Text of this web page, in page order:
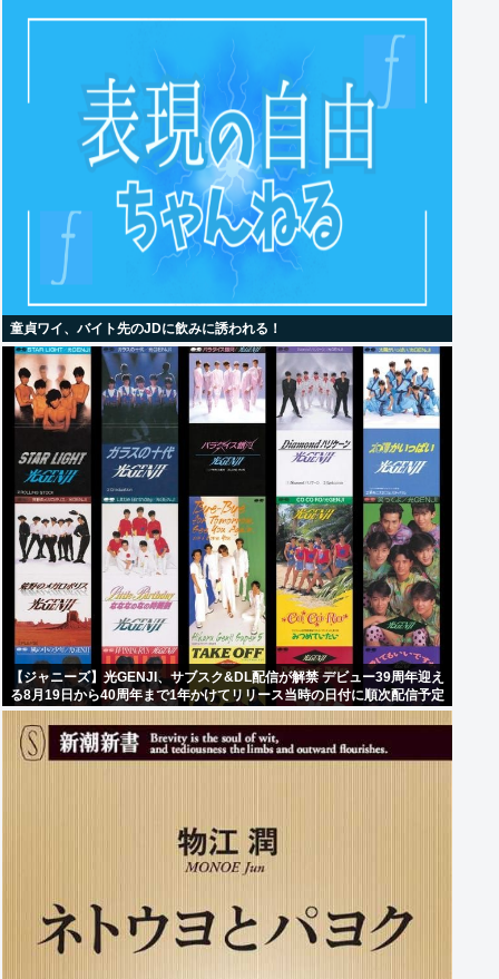
童貞ワイ、バイト先のJDに飲みに誘われる！
【ジャニーズ】光GENJI、サブスク&DL配信が解禁 デビュー39周年迎え
る8月19日から40周年まで1年かけてリリース当時の日付に順次配信予定